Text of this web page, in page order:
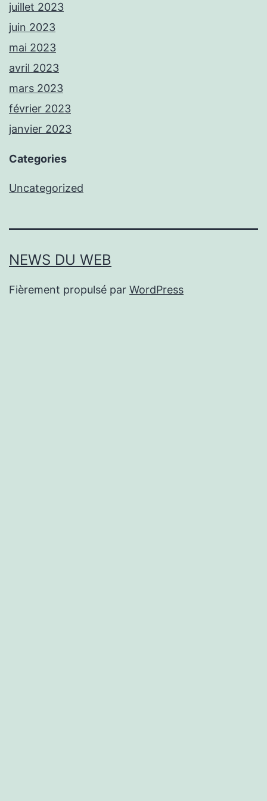
juillet 2023
juin 2023
mai 2023
avril 2023
mars 2023
février 2023
janvier 2023
Categories
Uncategorized
NEWS DU WEB
Fièrement propulsé par WordPress